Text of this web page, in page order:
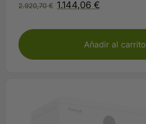
2.920,70€ 1.144,06 €
Añadir al carrito